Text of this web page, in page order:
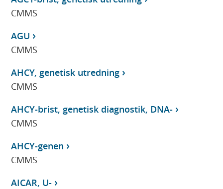
CMMS
AGU
CMMS
AHCY, genetisk utredning
CMMS
AHCY-brist, genetisk diagnostik, DNA-
CMMS
AHCY-genen
CMMS
AICAR, U-